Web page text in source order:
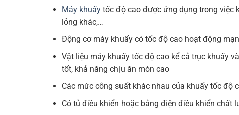
Máy khuấytốc độ cao được ứng dụng trong việc
lỏng khác,…
Động cơ máy khuấy có tốc độ cao hoạt động
Vật liệu máy khuấy tốc độ cao kể cả trục khuấy
tốt, khả năng chịu ăn mòn cao
Các mức công suất khác nhau của khuấy tốc
Có tủ điều khiển hoặc bảng điện điều khiển chất